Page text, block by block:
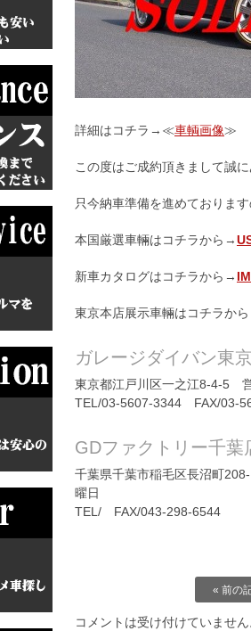
詳細はコチラ→≪車輌画像≫
この度はご成約頂きまして誠
只今納車準備を進めておりま
本国厳選車輛はコチラから→
新車カタログはコチラから→
東京本店展示車輛はコチラか
ガレージダイバン東
東京都江戸川区一之江8-4-5
TEL/03-5607-3344 FAX/03-
GDファクトリー千葉
千葉県千葉市稲毛区長沼町
曜日
TEL/ FAX/043-298-6544
« 前の
コメントは受け付けていませ